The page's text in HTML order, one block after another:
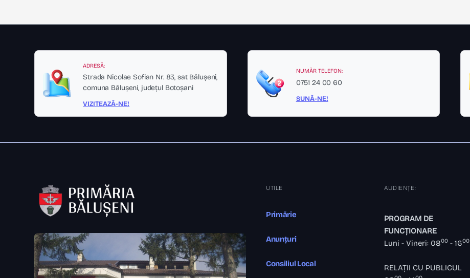
ADRESĂ:
Strada Nicolae Sofian Nr. 83, sat Bălușeni,
comuna Bălușeni, județul Botoșani
VIZITEAZĂ-NE!
NUMĂR TELEFON:
0751 24 00 60
SUNĂ-NE!
UTILE
Primărie
Anunțuri
Consiliul Local
AUDIENȚE:
PROGRAM DE
FUNCȚIONARE
Luni - Vineri: 0800- 1600
RELAȚII CU PUBLICUL